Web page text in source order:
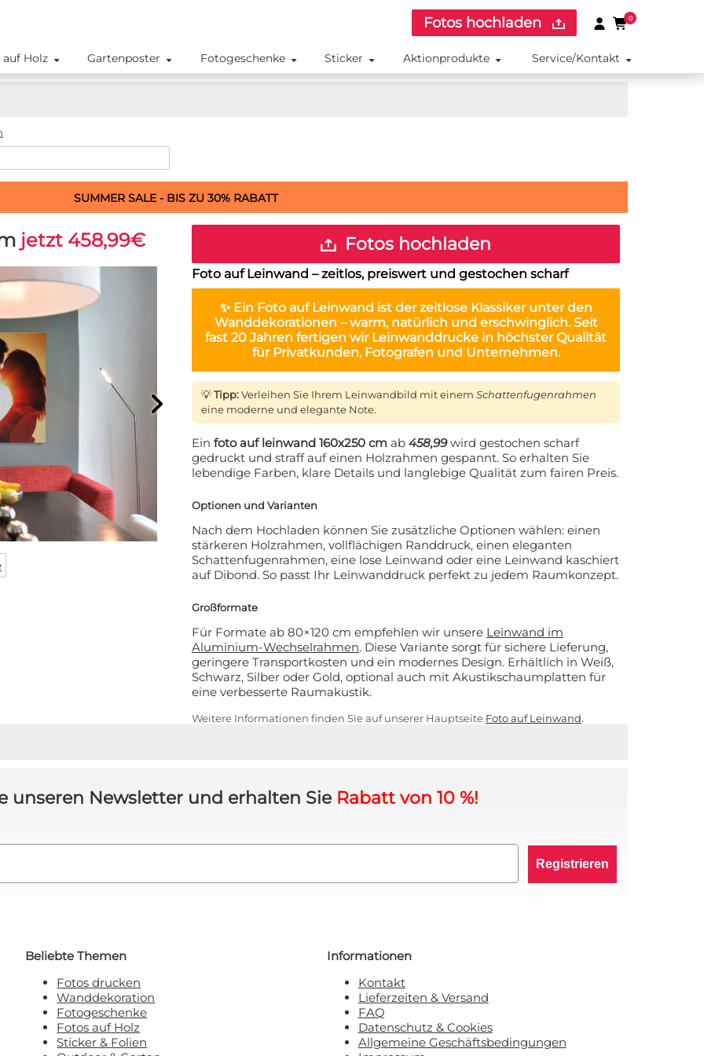
Fotos hochladen 0
auf Holz Gartenposter Fotogeschenke Sticker Aktionprodukte Service/Kontakt
SUMMER SALE - BIS ZU 30% RABATT
jetzt 458,99€ Fotos hochladen
Foto auf Leinwand – zeitlos, preiswert und gestochen scharf
✨ Ein Foto auf Leinwand ist der zeitlose Klassiker unter den
Wanddekorationen – warm, natürlich und erschwinglich. Seit
fast 20 Jahren fertigen wir Leinwanddrucke in höchster Qualität
für Privatkunden, Fotografen und Unternehmen.
💡Tipp:Verleihen Sie Ihrem Leinwandbild mit einem Schattenfugenrahmen
eine moderne und elegante Note.
Ein foto auf leinwand 160x250 cm ab 458,99wird gestochen scharf
gedruckt und straff auf einen Holzrahmen gespannt. So erhalten Sie
lebendige Farben, klare Details und langlebige Qualität zum fairen Preis.
Optionen und Varianten
Nach dem Hochladen können Sie zusätzliche Optionen wählen: einen
stärkeren Holzrahmen, vollflächigen Randdruck, einen eleganten
Schattenfugenrahmen, eine lose Leinwand oder eine Leinwand kaschiert
auf Dibond. So passt Ihr Leinwanddruck perfekt zu jedem Raumkonzept.
Großformate
Für Formate ab 80×120 cm empfehlen wir unsere Leinwand im
Aluminium-Wechselrahmen. Diese Variante sorgt für sichere Lieferung,
geringere Transportkosten und ein modernes Design. Erhältlich in Weiß,
Schwarz, Silber oder Gold, optional auch mit Akustikschaumplatten für
eine verbesserte Raumakustik.
Weitere Informationen finden Sie auf unserer Hauptseite Foto auf Leinwand.
unseren Newsletter und erhalten Sie Rabatt von 10 %!
Registrieren
Beliebte Themen
Fotos drucken
Wanddekoration
Fotogeschenke
Fotos auf Holz
Sticker & Folien
Informationen
Kontakt
Lieferzeiten & Versand
FAQ
Datenschutz & Cookies
Allgemeine Geschäftsbedingungen
AUF IHRE
👀